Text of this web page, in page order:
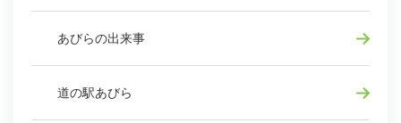
あびらの出来事
道の駅あびら